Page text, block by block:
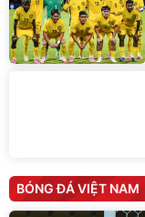
BÓNG ĐÁ VIỆT NAM